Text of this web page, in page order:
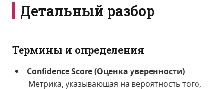
Детальный разбор
Термины и определения
Confidence Score (Оценка уверенности)
Метрика, указывающая на вероятность того,